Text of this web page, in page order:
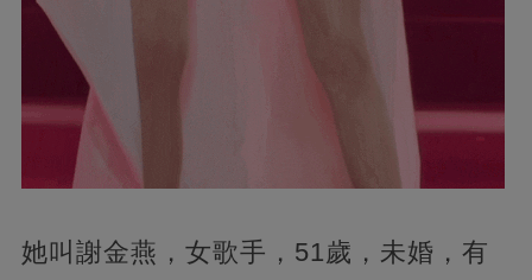
她叫謝金燕，女歌手，51歲，未婚，有